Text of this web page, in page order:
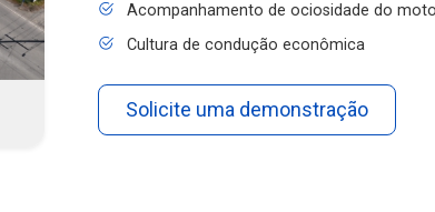
Cultura de condução econômica
Solicite uma demonstração